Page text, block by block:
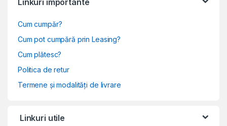
Linkuri importante
Cum cumpăr?
Cum pot cumpără prin Leasing?
Cum plătesc?
Politica de retur
Termene și modalități de livrare
Linkuri utile